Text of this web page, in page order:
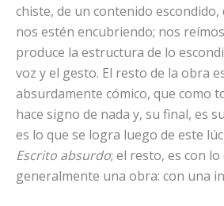
chiste, de un contenido escondido,
nos estén encubriendo; nos
produce la estructura de lo
voz y el gesto. El resto de la obra
absurdamente cómico, que como
hace signo de nada y, su final, es
es lo que se logra luego de este
Escrito absurdo; el resto, es con
generalmente una obra: con una